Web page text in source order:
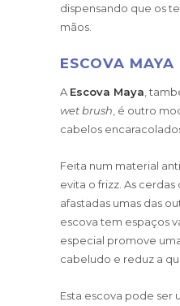
dispensando que os
mãos.
ESCOVA MAYA
A Escova Maya ,
wet brush , é outro
cabelos
Feita num material
evita o frizz. As
afastadas umas das
escova tem espaços
especial promove
cabeludo e reduz a
Esta escova pode ser